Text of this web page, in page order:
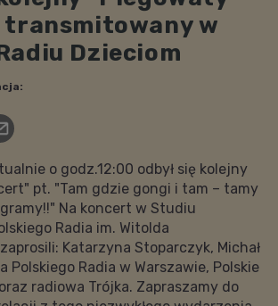
w
Dzieciom
o godz.12:00 odbył się kolejny
pt. "Tam gdzie gongi i tam – tamy
Na koncert w Studiu
Radia im. Witolda
Katarzyna Stoparczyk, Michał
Polskiego Radia w Warszawie, Polskie
radiowa Trójka. Zapraszamy do